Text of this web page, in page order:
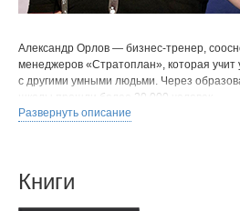
Александр Орлов — бизнес-тренер,
менеджеров «Стратоплан», которая
с другими умными людьми. Через
школы прошли более 20 000 человек.
В прошлом — менеджер проектов и
Развернуть описание
Книги